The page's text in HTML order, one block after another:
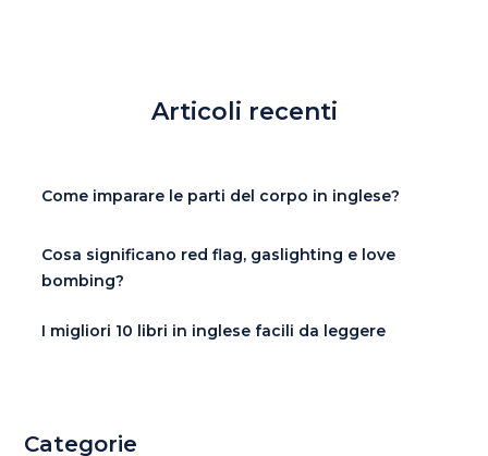
Articoli recenti
Come imparare le parti del corpo in inglese?
Cosa significano red flag, gaslighting e love
bombing?
I migliori 10 libri in inglese facili da leggere
Categorie